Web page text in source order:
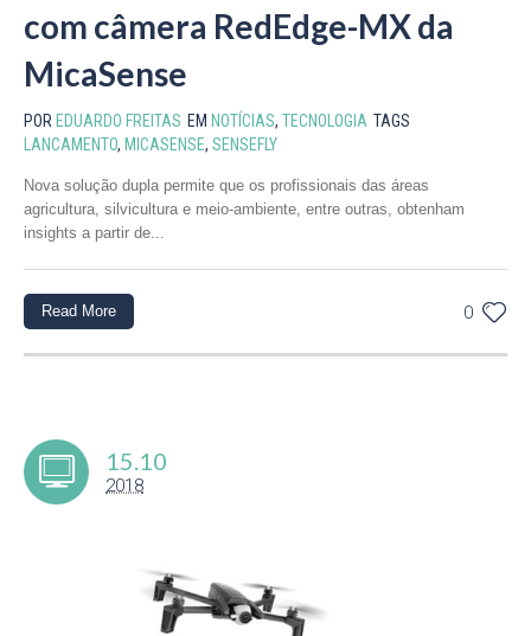
com câmera RedEdge-MX da
MicaSense
POR EDUARDO FREITAS EM NOTÍCIAS, TECNOLOGIA TAGS
LANCAMENTO, MICASENSE, SENSEFLY
Nova solução dupla permite que os profissionais das áreas
agricultura, silvicultura e meio-ambiente, entre outras, obtenham
insights a partir de...
0
Read More
15.10
2018